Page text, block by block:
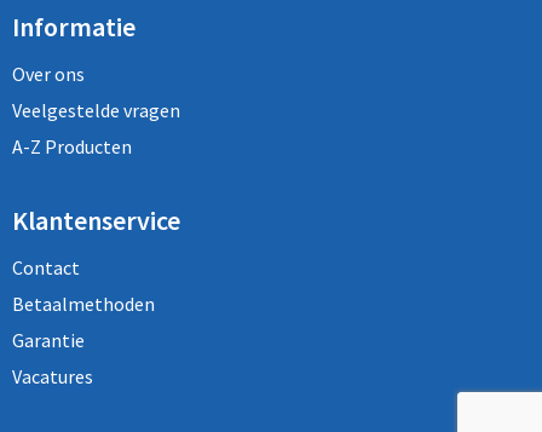
Informatie
Over ons
Veelgestelde vragen
A-Z Producten
Klantenservice
Contact
Betaalmethoden
Garantie
Vacatures